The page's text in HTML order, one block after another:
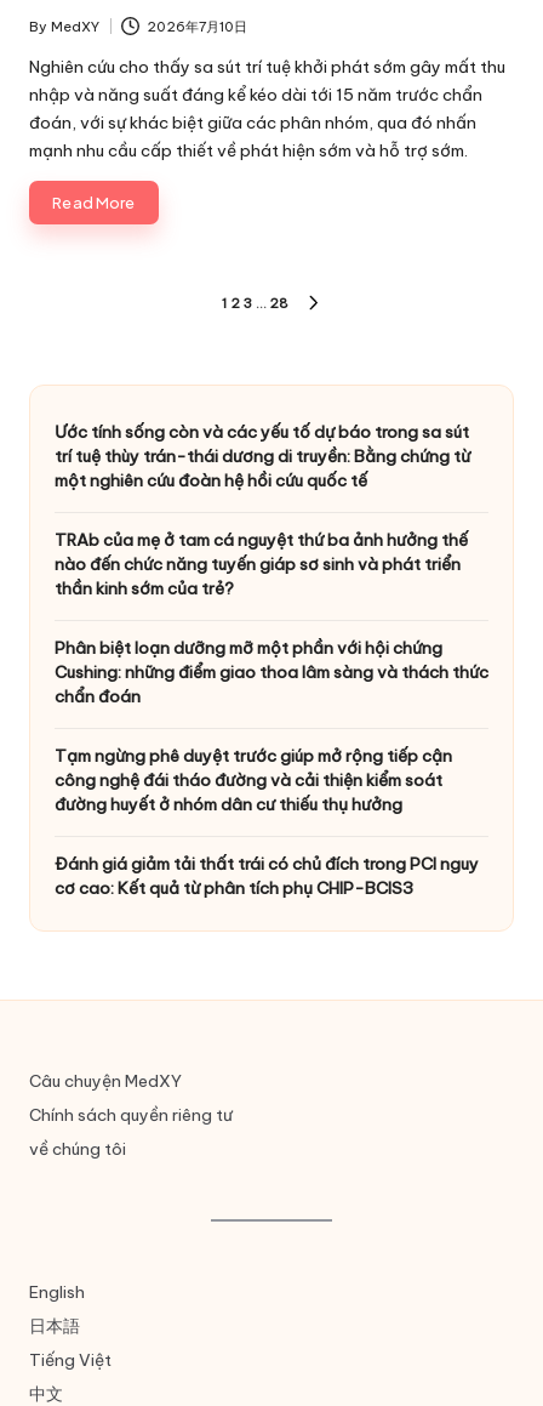
Posted
by
By MedXY 2026年7月10日
Nghiên cứu cho thấy sa sút trí tuệ khởi phát sớm gây mất thu
nhập và năng suất đáng kể kéo dài tới 15 năm trước chẩn
đoán, với sự khác biệt giữa các phân nhóm, qua đó nhấn
mạnh nhu cầu cấp thiết về phát hiện sớm và hỗ trợ sớm.
Read More
bài
viết
1 2 3 … 28
Ước tính sống còn và các yếu tố dự báo trong sa sút
trí tuệ thùy trán-thái dương di truyền: Bằng chứng từ
một nghiên cứu đoàn hệ hồi cứu quốc tế
TRAb của mẹ ở tam cá nguyệt thứ ba ảnh hưởng thế
nào đến chức năng tuyến giáp sơ sinh và phát triển
thần kinh sớm của trẻ?
Phân biệt loạn dưỡng mỡ một phần với hội chứng
Cushing: những điểm giao thoa lâm sàng và thách thức
chẩn đoán
Tạm ngừng phê duyệt trước giúp mở rộng tiếp cận
công nghệ đái tháo đường và cải thiện kiểm soát
đường huyết ở nhóm dân cư thiếu thụ hưởng
Đánh giá giảm tải thất trái có chủ đích trong PCI nguy
cơ cao: Kết quả từ phân tích phụ CHIP-BCIS3
Câu chuyện MedXY
Chính sách quyền riêng tư
về chúng tôi
English
日本語
Tiếng Việt
中文